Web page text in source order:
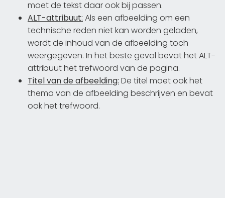
moet de tekst daar ook bij passen.
ALT-attribuut: Als een afbeelding om een
technische reden niet kan worden geladen,
wordt de inhoud van de afbeelding toch
weergegeven. In het beste geval bevat het ALT-
attribuut het trefwoord van de pagina.
Titel van de afbeelding: De titel moet ook het
thema van de afbeelding beschrijven en bevat
ook het trefwoord.